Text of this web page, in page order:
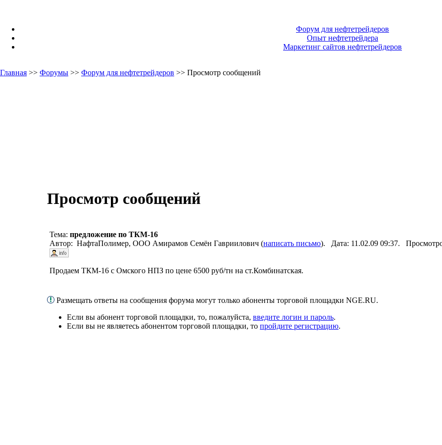
Форум для нефтетрейдеров
Опыт нефтетрейдера
Маркетинг сайтов нефтетрейдеров
Главная >> Форумы >> Форум для нефтетрейдеров >> Просмотр сообщений
Просмотр сообщений
Тема: предложение по ТКМ-16
Автор: НафтаПолимер, ООО Амирамов Семён Гавриилович (написать письмо). Дата: 11.02.09 09:37.
Продаем ТКМ-16 с Омского НПЗ по цене 6500 руб/тн на ст.Комбинатская.
Размещать ответы на сообщения форума могут только абоненты торговой площадки NGE.RU.
Если вы абонент торговой площадки, то, пожалуйста, введите логин и пароль.
Если вы не являетесь абонентом торговой площадки, то пройдите регистрацию.